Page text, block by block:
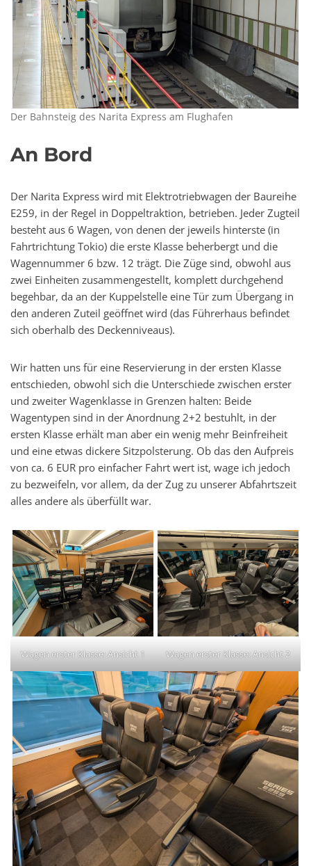
Der Bahnsteig des Narita Express am Flughafen
An Bord
Der Narita Express wird mit Elektrotriebwagen der Baureihe
E259, in der Regel in Doppeltraktion, betrieben. Jeder Zugteil
besteht aus 6 Wagen, von denen der jeweils hinterste (in
Fahrtrichtung Tokio) die erste Klasse beherbergt und die
Wagennummer 6 bzw. 12 trägt. Die Züge sind, obwohl aus
zwei Einheiten zusammengestellt, komplett durchgehend
begehbar, da an der Kuppelstelle eine Tür zum Übergang in
den anderen Zuteil geöffnet wird (das Führerhaus befindet
sich oberhalb des Deckenniveaus).
Wir hatten uns für eine Reservierung in der ersten Klasse
entschieden, obwohl sich die Unterschiede zwischen erster
und zweiter Wagenklasse in Grenzen halten: Beide
Wagentypen sind in der Anordnung 2+2 bestuhlt, in der
ersten Klasse erhält man aber ein wenig mehr Beinfreiheit
und eine etwas dickere Sitzpolsterung. Ob das den Aufpreis
von ca. 6 EUR pro einfacher Fahrt wert ist, wage ich jedoch
zu bezweifeln, vor allem, da der Zug zu unserer Abfahrtszeit
alles andere als überfüllt war.
Wagen erster Klasse: Ansicht 1 Wagen erster Klasse: Ansicht 2